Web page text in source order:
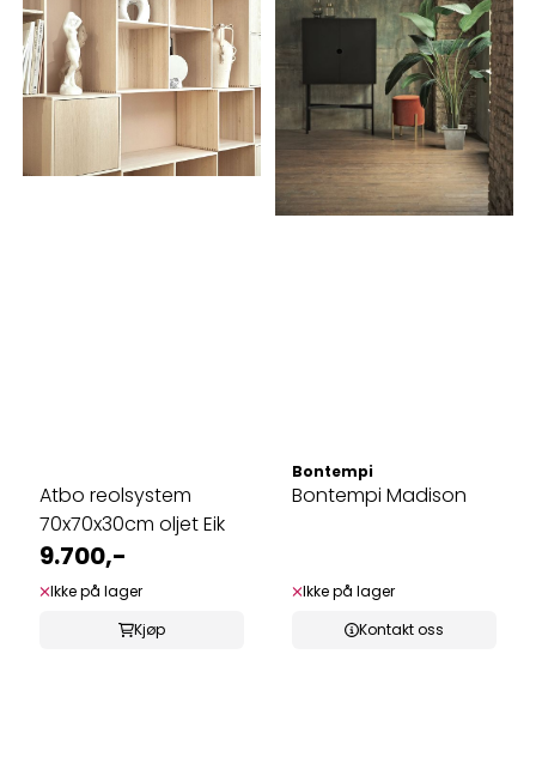
Atbo reolsystem
70x70x30cm oljet Eik
9.700,-
Ikke på lager
Kjøp
Bontempi
Bontempi Madison
Ikke på lager
Kontakt oss